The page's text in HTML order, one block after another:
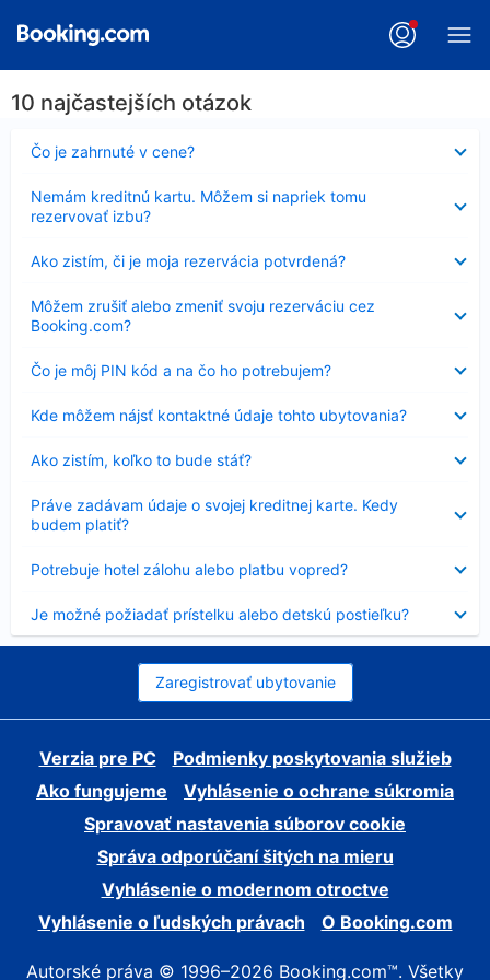
10 najčastejších otázok
Čo je zahrnuté v cene?
Nezobrazuje
sa
Nemám kreditnú kartu. Môžem si napriek tomu
rezervovať izbu?
sa
Ako zistím, či je moja rezervácia potvrdená?
sa
Môžem zrušiť alebo zmeniť svoju rezerváciu cez
Booking.com?
sa
Čo je môj PIN kód a na čo ho potrebujem?
Nezobrazuje
sa
Kde môžem nájsť kontaktné údaje tohto ubytovania?
sa
Ako zistím, koľko to bude stáť?
sa
Práve zadávam údaje o svojej kreditnej karte. Kedy
budem platiť?
sa
Potrebuje hotel zálohu alebo platbu vopred?
sa
Je možné požiadať prístelku alebo detskú postieľku?
sa
Zaregistrovať ubytovanie
Verzia pre PC
Podmienky poskytovania služieb
Ako fungujeme
Vyhlásenie o ochrane súkromia
Spravovať nastavenia súborov cookie
Správa odporúčaní šitých na mieru
Vyhlásenie o modernom otroctve
Vyhlásenie o ľudských právach
O Booking.com
Autorské práva © 1996–2026 Booking.com™. Všetky